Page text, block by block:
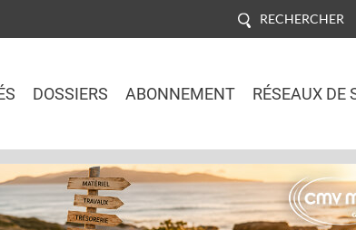
RECHERCHER
DOSSIERS ABONNEMENT RÉSEAUX DE